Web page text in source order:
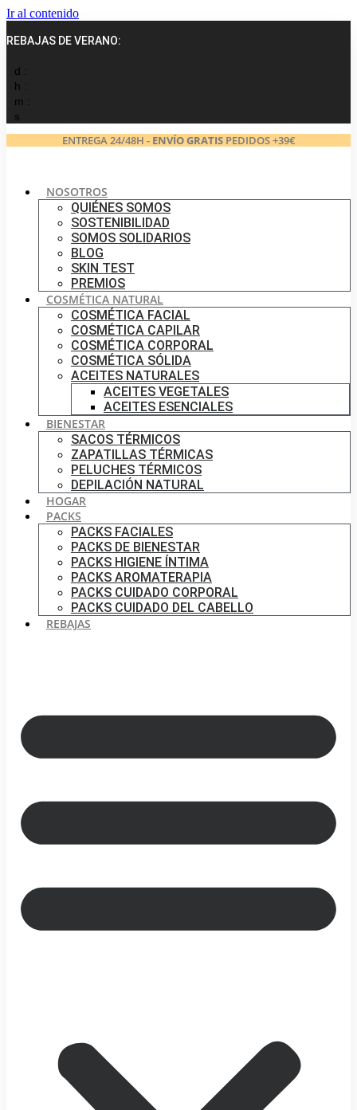
Ir al contenido
REBAJAS DE VERANO:
d :
h :
m :
s
ENTREGA 24/48H - ENVÍO GRATISPEDIDOS +39€
NOSOTROS
QUIÉNES SOMOS
SOSTENIBILIDAD
SOMOS SOLIDARIOS
BLOG
SKIN TEST
PREMIOS
COSMÉTICA NATURAL
COSMÉTICA FACIAL
COSMÉTICA CAPILAR
COSMÉTICA CORPORAL
COSMÉTICA SÓLIDA
ACEITES NATURALES
ACEITES VEGETALES
ACEITES ESENCIALES
BIENESTAR
SACOS TÉRMICOS
ZAPATILLAS TÉRMICAS
PELUCHES TÉRMICOS
DEPILACIÓN NATURAL
HOGAR
PACKS
PACKS FACIALES
PACKS DE BIENESTAR
PACKS HIGIENE ÍNTIMA
PACKS AROMATERAPIA
PACKS CUIDADO CORPORAL
PACKS CUIDADO DEL CABELLO
REBAJAS